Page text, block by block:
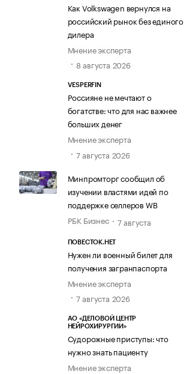
Как Volkswagen вернулся на
российский рынок без единого
дилера
Мнение эксперта
8 августа 2026
VESPERFIN
Россияне не мечтают о
богатстве: что для нас важнее
больших денег
Мнение эксперта
7 августа 2026
Минпромторг сообщил об
изучении властями идей по
поддержке селлеров WB
РБК Бизнес
7 августа
ПОВЕСТОК.НЕТ
Нужен ли военный билет для
получения загранпаспорта
Мнение эксперта
7 августа 2026
АО «ДЕЛОВОЙ ЦЕНТР
НЕЙРОХИРУРГИИ»
Судорожные приступы: что
нужно знать пациенту
Мнение эксперта